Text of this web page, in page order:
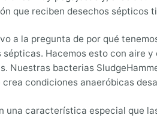
que reciben desechos sépticos
a la pregunta de por qué
Hacemos esto con aire
Nuestras bacterias
condiciones anaeróbicas
una característica especial que